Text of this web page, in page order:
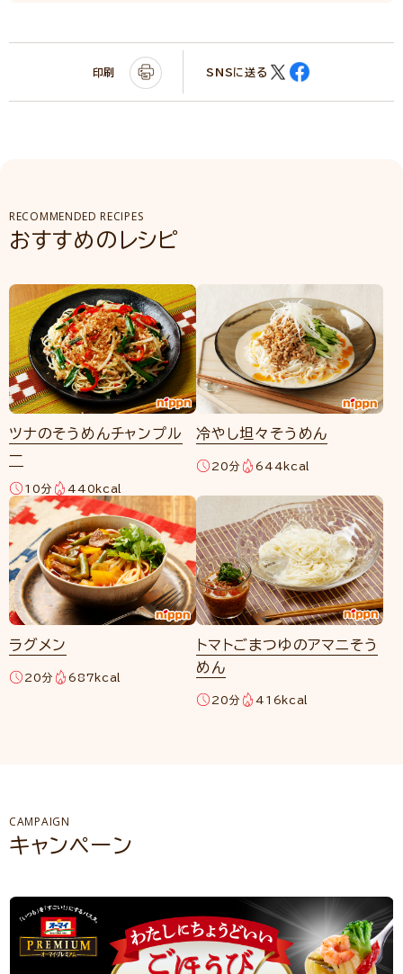
印刷 SNSに送る
RECOMMENDED RECIPES
おすすめのレシピ
ツナのそうめんチャンプル
ー
10分 440kcal
冷やし坦々そうめん
20分 644kcal
ラグメン
20分 687kcal
トマトごまつゆのアマニそう
めん
20分 416kcal
CAMPAIGN
キャンペーン